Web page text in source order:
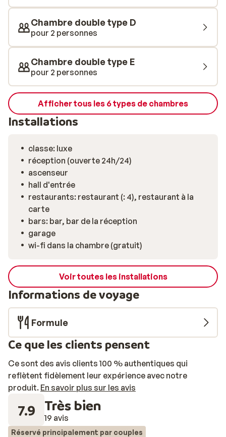
Chambre double type D
pour 2 personnes
Chambre double type E
pour 2 personnes
Afficher tous les 6 types de chambres
Installations
classe: luxe
réception (ouverte 24h/24)
ascenseur
hall d'entrée
restaurants: restaurant (: 4), restaurant à la
carte
bars: bar, bar de la réception
garage
wi-fi dans la chambre (gratuit)
Voir toutes les installations
Informations de voyage
Formule
Ce que les clients pensent
Ce sont des avis clients 100 % authentiques qui
reflètent fidèlement leur expérience avec notre
produit. En savoir plus sur les avis
7.9 Très bien
19 avis
Réservé principalement par couples